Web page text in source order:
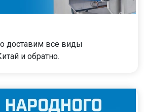
доставим все виды
и обратно.